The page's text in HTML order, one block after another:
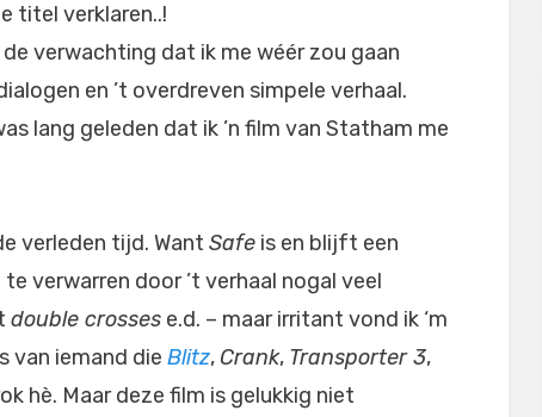
titel verklaren..!
verwachting dat ik me wéér zou gaan
en ’t overdreven simpele verhaal.
lang geleden dat ik ’n film van Statham me
verleden tijd. Want Safe is en blijft een
verwarren door ’t verhaal nogal veel
double crosses e.d. – maar irritant vond ik ‘m
van iemand die Blitz, Crank, Transporter 3,
hè. Maar deze film is gelukkig niet